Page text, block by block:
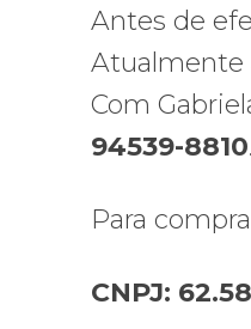
Antes de
Atualmente
Com
94539-8810.
Para
CNPJ: